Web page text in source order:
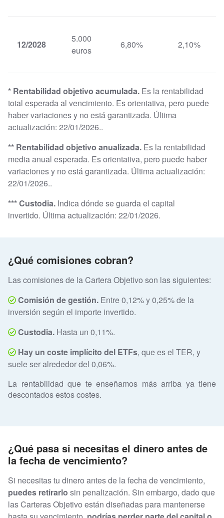
12/2028
5.000
euros
6,80% 2,10%
* Rentabilidad objetivo acumulada. Es la rentabilidad
total esperada al vencimiento. Es orientativa, pero puede
haber variaciones y no está garantizada. Última
actualización: 22/01/2026..
** Rentabilidad objetivo anualizada. Es la rentabilidad
media anual esperada. Es orientativa, pero puede haber
variaciones y no está garantizada. Última actualización:
22/01/2026..
*** Custodia. Indica dónde se guarda el capital
invertido. Última actualización: 22/01/2026.
¿Qué comisiones cobran?
Las comisiones de la Cartera Objetivo son las siguientes:
Comisión de gestión. Entre 0,12% y 0,25% de la
inversión según el importe invertido.
Custodia. Hasta un 0,11%.
Hay un coste implícito del ETFs, que es el TER, y
suele ser alrededor del 0,06%.
La rentabilidad que te enseñamos más arriba ya tiene
descontados estos costes.
¿Qué pasa si necesitas el dinero antes de
la fecha de vencimiento?
Si necesitas tu dinero antes de la fecha de vencimiento,
puedes retirarlo sin penalización. Sin embargo, dado que
las Carteras Objetivo están diseñadas para mantenerse